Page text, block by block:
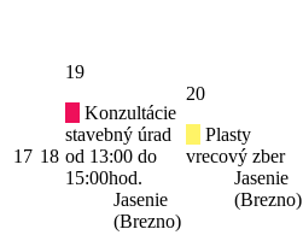
17 18
19
Konzultácie
stavebný úrad
od 13:00 do
15:00hod.
Jasenie
(Brezno)
20
Plasty
vrecový zber
Jasenie
(Brezno)